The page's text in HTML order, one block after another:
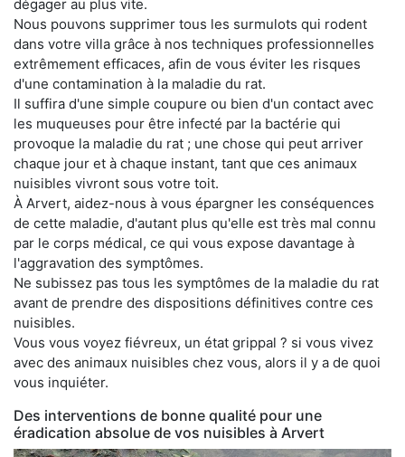
dégager au plus vite.
Nous pouvons supprimer tous les surmulots qui rodent
dans votre villa grâce à nos techniques professionnelles
extrêmement efficaces, afin de vous éviter les risques
d'une contamination à la maladie du rat.
Il suffira d'une simple coupure ou bien d'un contact avec
les muqueuses pour être infecté par la bactérie qui
provoque la maladie du rat ; une chose qui peut arriver
chaque jour et à chaque instant, tant que ces animaux
nuisibles vivront sous votre toit.
À Arvert, aidez-nous à vous épargner les conséquences
de cette maladie, d'autant plus qu'elle est très mal connu
par le corps médical, ce qui vous expose davantage à
l'aggravation des symptômes.
Ne subissez pas tous les symptômes de la maladie du rat
avant de prendre des dispositions définitives contre ces
nuisibles.
Vous vous voyez fiévreux, un état grippal ? si vous vivez
avec des animaux nuisibles chez vous, alors il y a de quoi
vous inquiéter.
Des interventions de bonne qualité pour une
éradication absolue de vos nuisibles à Arvert